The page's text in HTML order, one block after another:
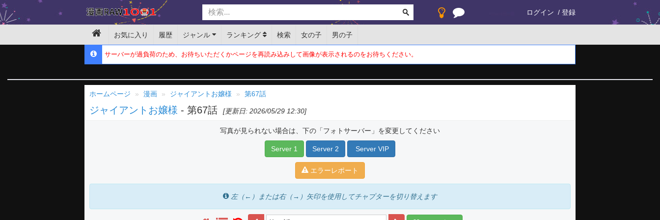
ログイン 登録
お気に入り 履歴 ジャンル ランキング 検索 女の子 男の子
サーバーが過負荷のため、お待ちいただくかページを再読み込みして画像が表示されるのをお待ちください。
ホームページ 漫画 ジャイアントお嬢様 第67話
ジャイアントお嬢様 - 第67話 [更新日: 2026/05/29 12:30]
写真が見られない場合は、下の「フォトサーバー」を変更してください
Server 1 Server 2 Server VIP
エラーレポート
左（←）または右（→）矢印を使用してチャプターを切り替えます